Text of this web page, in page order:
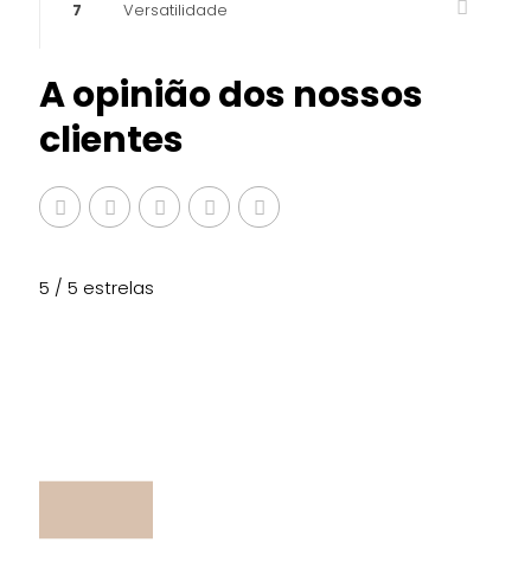
7 Versatilidade
A opinião dos nossos
clientes
5 / 5 estrelas